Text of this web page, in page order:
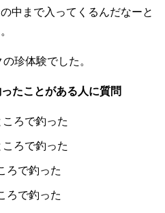
中まで入ってくるんだなーと
珍体験でした。
たことがある人に質問
ろで釣った
ろで釣った
ろで釣った
ろで釣った